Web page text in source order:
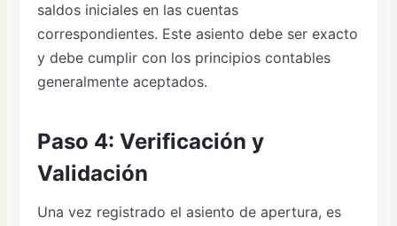
saldos iniciales en las cuentas
correspondientes. Este asiento debe ser exacto
y debe cumplir con los principios contables
generalmente aceptados.
Paso 4: Verificación y
Validación
Una vez registrado el asiento de apertura, es